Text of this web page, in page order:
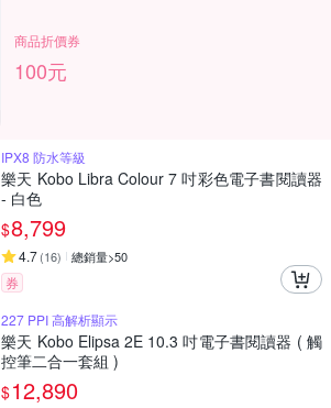
商品折價券
100元
IPX8 防水等級
樂天 Kobo Libra Colour 7 吋彩色電子書閱讀器
- 白色
$8,799
4.7(16) 總銷量>50
券
227 PPI 高解析顯示
樂天 Kobo Elipsa 2E 10.3 吋電子書閱讀器 ( 觸
控筆二合一套組 )
$12,890